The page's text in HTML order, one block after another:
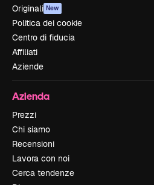
Originali New
Politica dei cookie
Centro di fiducia
Affiliati
Aziende
Azienda
Prezzi
Chi siamo
Recensioni
Lavora con noi
Cerca tendenze